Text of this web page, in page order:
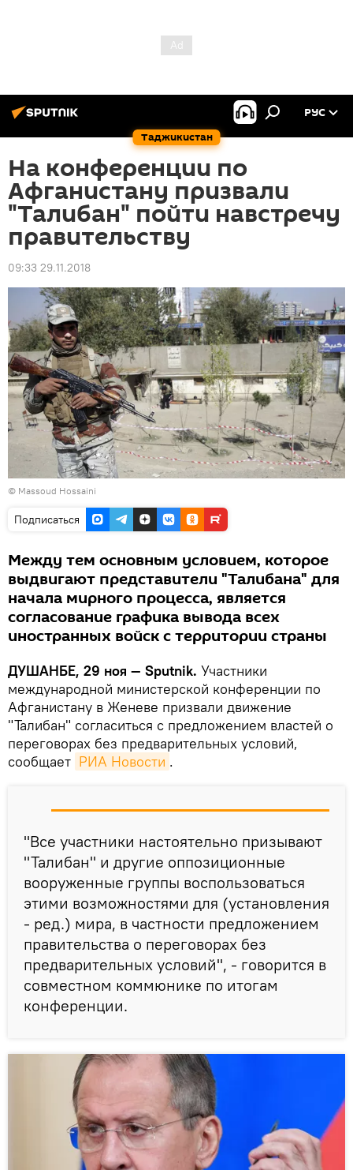
Таджикистан
РУС
На конференции по
Афганистану призвали
"Талибан" пойти навстречу
правительству
09:33 29.11.2018
© Massoud Hossaini
Подписаться
Между тем основным условием, которое
выдвигают представители "Талибана" для
начала мирного процесса, является
согласование графика вывода всех
иностранных войск с территории страны
ДУШАНБЕ, 29 ноя — Sputnik. Участники
международной министерской конференции по
Афганистану в Женеве призвали движение
"Талибан" согласиться с предложением властей о
переговорах без предварительных условий,
сообщает РИА Новости .
"Все участники настоятельно призывают
"Талибан" и другие оппозиционные
вооруженные группы воспользоваться
этими возможностями для (установления
- ред.) мира, в частности предложением
правительства о переговорах без
предварительных условий", - говорится в
совместном коммюнике по итогам
конференции.